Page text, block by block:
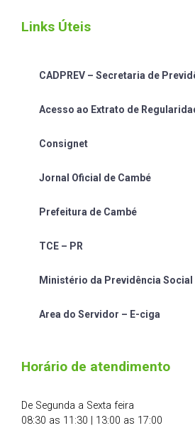
Links Úteis
CADPREV – Secretaria de
Acesso ao Extrato de
Consignet
Jornal Oficial de Cambé
Prefeitura de Cambé
TCE – PR
Ministério da Previdência Social
Area do Servidor – E-ciga
Horário de atendimento
De Segunda a Sexta feira
08:30 as 11:30 | 13:00 as 17:00